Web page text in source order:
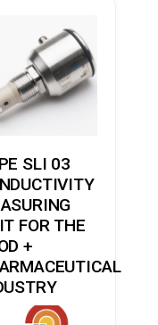
SLI 03
FOR THE
+